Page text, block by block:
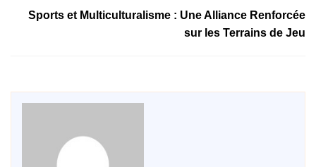
Sports et Multiculturalisme : Une Alliance Renforcée
sur les Terrains de Jeu